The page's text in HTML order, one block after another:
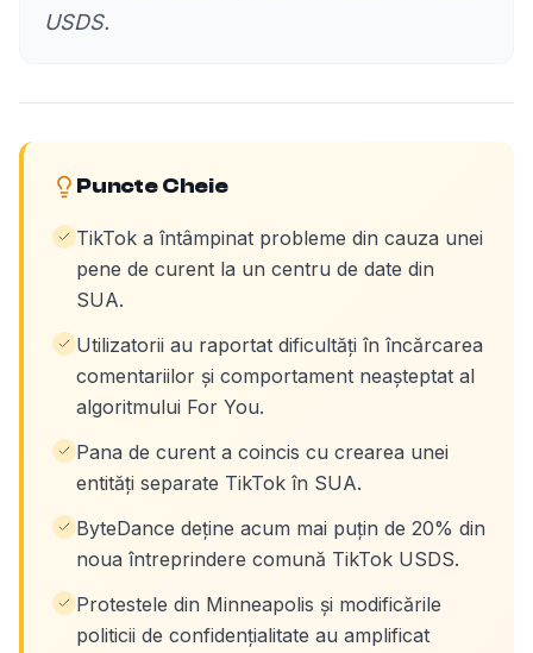
USDS.
Puncte Cheie
TikTok a întâmpinat probleme din cauza unei
pene de curent la un centru de date din
SUA.
Utilizatorii au raportat dificultăți în încărcarea
comentariilor și comportament neașteptat al
algoritmului For You.
Pana de curent a coincis cu crearea unei
entități separate TikTok în SUA.
ByteDance deține acum mai puțin de 20% din
noua întreprindere comună TikTok USDS.
Protestele din Minneapolis și modificările
politicii de confidențialitate au amplificat